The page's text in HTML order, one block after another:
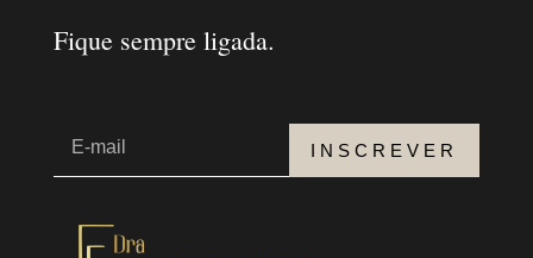
Fique sempre ligada.
INSCREVER